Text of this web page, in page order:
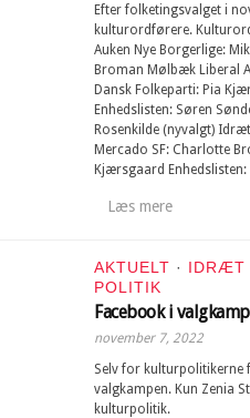
Efter folketingsvalget i
kulturordførere.
Auken Nye Borgerlige:
Broman Mølbæk Liberal
Dansk Folkeparti: Pia
Enhedslisten: Søren
Rosenkilde (nyvalgt)
Mercado SF: Charlotte
Kjærsgaard
Læs mere
AKTUELT · IDRÆT
POLITIK
Facebook i
november 7, 2022
Selv for kulturpolitikerne
valgkampen. Kun Zenia
kulturpolitik.